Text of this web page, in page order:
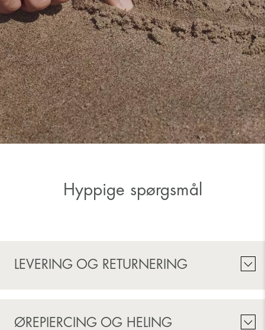
Hyppige spørgsmål
LEVERING OG RETURNERING
ØREPIERCING OG HELING